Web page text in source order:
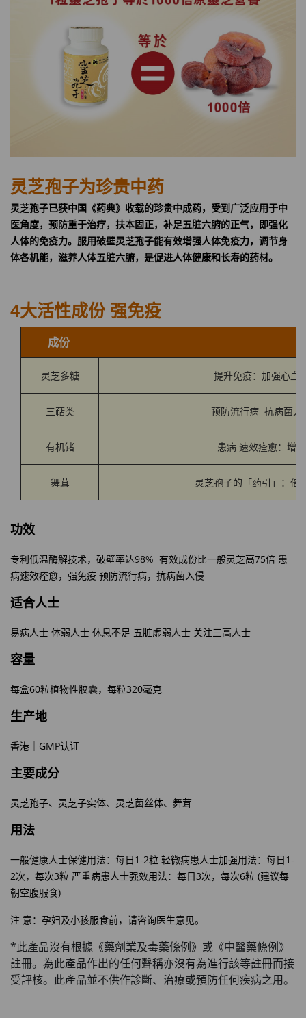
灵芝孢子为珍贵中药
灵芝孢子已获中国《药典》收载的珍贵中成药，受到广泛应用于中
医角度，预防重于治疗，扶本固正，补足五脏六腑的正气，即强化
人体的免疫力。服用破壁灵芝孢子能有效增强人体免疫力，调节身
体各机能，滋养人体五脏六腑，是促进人体健康和长寿的药材。
4大活性成份 强免疫
成份
灵芝多糖 提升免疫：加强心血
三萜类 预防流行病 抗病菌入
有机锗 患病 速效痊愈：增
舞茸 灵芝孢子的「药引」：倍
功效
专利低温酶解技术，破壁率达98% 有效成份比一般灵芝高75倍 患
病速效痊愈，强免疫 预防流行病，抗病菌入侵
适合人士
易病人士 体弱人士 休息不足 五脏虚弱人士 关注三高人士
容量
每盒60粒植物性胶囊，每粒320毫克
生产地
香港｜ GMP认证
主要成分
灵芝孢子、灵芝子实体、灵芝菌丝体、舞茸
用法
一般健康人士保健用法：每日 1-2粒 轻微病患人士加强用法：每日 1-
2次，每次3粒 严重病患人士强效用法：每日 3次，每次6粒 (建议每
朝空腹服食)
注 意：孕妇及小孩服食前，请咨询医生意见。
*此產品沒有根據《藥劑業及毒藥條例》或《中醫藥條例》
註冊。為此產品作出的任何聲稱亦沒有為進行該等註冊而接
受評核。此產品並不供作診斷、治療或預防任何疾病之用。